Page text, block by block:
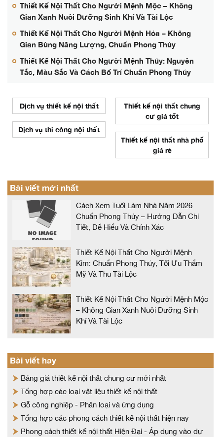
Thiết Kế Nội Thất Cho Người Mệnh Mộc – Không
Gian Xanh Nuôi Dưỡng Sinh Khí Và Tài Lộc
Thiết Kế Nội Thất Cho Người Mệnh Hỏa – Không
Gian Bùng Năng Lượng, Chuẩn Phong Thủy
Thiết Kế Nội Thất Cho Người Mệnh Thủy: Nguyên
Tắc, Màu Sắc Và Cách Bố Trí Chuẩn Phong Thủy
Dịch vụ thiết kế nội thất
Dịch vụ thi công nội thất
Thiết kế nội thất chung
cư giá tốt
Thiết kế nội thất nhà phố
giá rẻ
Bài viết mới nhất
Cách Xem Tuổi Làm Nhà Năm 2026
Chuẩn Phong Thủy – Hướng Dẫn Chi
Tiết, Dễ Hiểu Và Chính Xác
Thiết Kế Nội Thất Cho Người Mệnh
Kim: Chuẩn Phong Thủy, Tối Ưu Thẩm
Mỹ Và Thu Tài Lộc
Thiết Kế Nội Thất Cho Người Mệnh Mộc
– Không Gian Xanh Nuôi Dưỡng Sinh
Khí Và Tài Lộc
Bài viết hay
Bảng giá thiết kế nội thất chung cư mới nhất
Tổng hợp các loại vật liệu thiết kế nội thất
Gỗ công nghiệp - Phân loại và ứng dụng
Tổng hợp các phong cách thiết kế nội thất hiện nay
Phong cách thiết kế nội thất Hiện Đại - Áp dụng vào dự